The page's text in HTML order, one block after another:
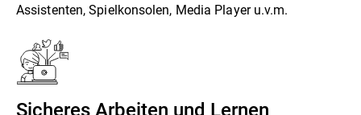
Assistenten, Spielkonsolen, Media Player u.v.m.
Sicheres Arbeiten und Lernen